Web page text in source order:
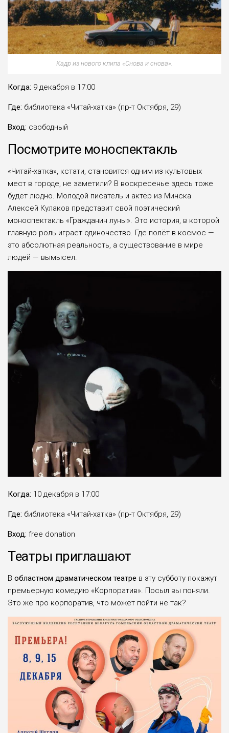
Кадр из нового клипа «Снова и снова».
Когда: 9 декабря в 17:00
Где: библиотека «Читай-хатка» (пр-т Октября, 29)
Вход: свободный
Посмотрите моноспектакль
«Читай-хатка», кстати, становится одним из культовых
мест в городе, не заметили? В воскресенье здесь тоже
будет людно. Молодой писатель и актёр из Минска
Алексей Кулаков представит свой поэтический
моноспектакль «Гражданин луны». Это история, в которой
главную роль играет одиночество. Где полёт в космос —
это абсолютная реальность, а существование в мире
людей — вымысел.
Когда: 10 декабря в 17:00
Где: библиотека «Читай-хатка» (пр-т Октября, 29)
Вход: free donation
Театры приглашают
В областном драматическом театре в эту субботу покажут
премьерную комедию «Корпоратив». Посыл вы поняли.
Это же про корпоратив, что может пойти не так?